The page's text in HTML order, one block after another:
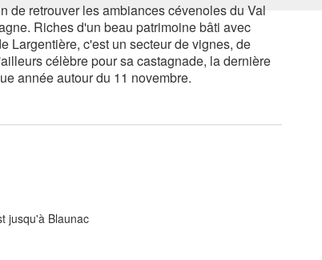
de retrouver les ambiances cévenoles du Val
Riches d'un beau patrimoine bâti avec
Largentière, c'est un secteur de vignes, de
célèbre pour sa castagnade, la dernière
année autour du 11 novembre.
jusqu'à Blaunac